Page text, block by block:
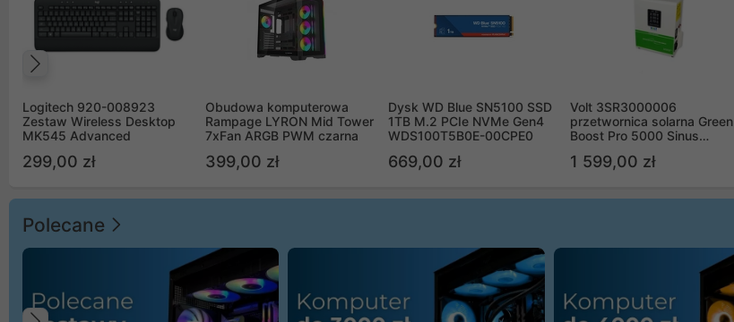
Logitech 920-008923
Zestaw Wireless Desktop
MK545 Advanced
299,00 zł
Obudowa komputerowa
Rampage LYRON Mid Tower
7xFan ARGB PWM czarna
399,00 zł
Dysk WD Blue SN5100 SSD
1TB M.2 PCIe NVMe Gen4
WDS100T5B0E-00CPE0
669,00 zł
Volt 3SR3000006
przetwornica solarna Green
Boost Pro 5000 Sinus
1 599,00 zł
Polecane